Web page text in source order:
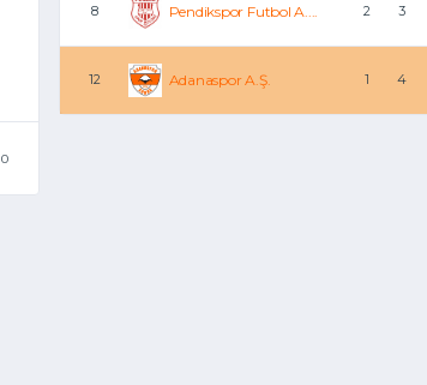
0
8 Pendikspor Futbol A.... 2 3
12 Adanaspor A.Ş. 1 4